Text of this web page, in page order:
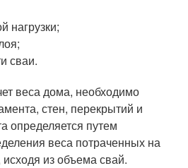
нагрузки;
сваи.
веса дома, необходимо
стен, перекрытий и
определяется путем
веса потраченных на
из объема свай.